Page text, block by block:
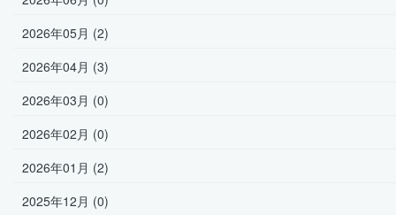
2026年05月 (2)
2026年04月 (3)
2026年03月 (0)
2026年02月 (0)
2026年01月 (2)
2025年12月 (0)